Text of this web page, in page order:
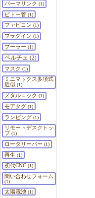
パーマリンク (1)
ピトー管(1)
ファビコン (1)
プラグイン (1)
プーラー (1)
ペルチェ (2)
マスク (1)
ミニマックス多項式
近似(1)
メタルロック (1)
モアタグ(1)
ランピング(1)
リモートデスクトッ
プ(1)
ロータリーバー (1)
再生 (1)
初代CNC(1)
問い合わせフォーム
(1)
太陽電池(1)